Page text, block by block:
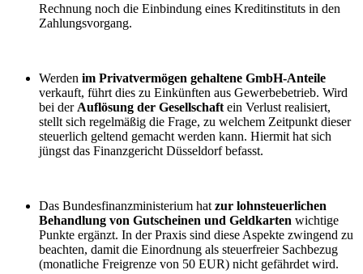
Rechnung noch die Einbindung eines Kreditinstituts in den
Zahlungsvorgang.
Werden im Privatvermögen gehaltene GmbH-Anteile
verkauft, führt dies zu Einkünften aus Gewerbebetrieb. Wird
bei der Auflösung der Gesellschaft ein Verlust realisiert,
stellt sich regelmäßig die Frage, zu welchem Zeitpunkt dieser
steuerlich geltend gemacht werden kann. Hiermit hat sich
jüngst das Finanzgericht Düsseldorf befasst.
Das Bundesfinanzministerium hat zur lohnsteuerlichen
Behandlung von Gutscheinen und Geldkarten wichtige
Punkte ergänzt. In der Praxis sind diese Aspekte zwingend zu
beachten, damit die Einordnung als steuerfreier Sachbezug
(monatliche Freigrenze von 50 EUR) nicht gefährdet wird.